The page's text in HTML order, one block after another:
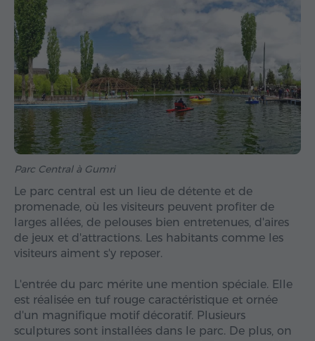
Parc Central à Gumri
Le parc central est un lieu de détente et de
promenade, où les visiteurs peuvent profiter de
larges allées, de pelouses bien entretenues, d'aires
de jeux et d'attractions. Les habitants comme les
visiteurs aiment s'y reposer.
L'entrée du parc mérite une mention spéciale. Elle
est réalisée en tuf rouge caractéristique et ornée
d'un magnifique motif décoratif. Plusieurs
sculptures sont installées dans le parc. De plus, on